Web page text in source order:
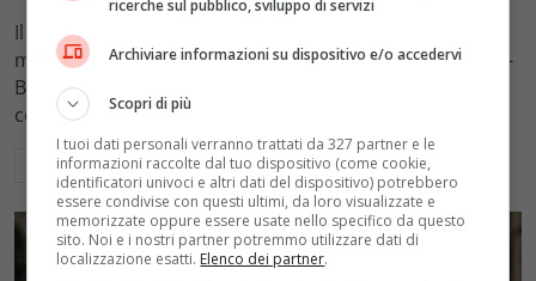
Il Tribunale di Roma ha fissato l'assegno di
mantenimento figli a 10.900 euro mensili nel caso Totti-
Blasi, respingendo la richiesta di 20mila euro della
conduttrice.
Leggi di più
ricerche sul pubblico, sviluppo di servizi
Archiviare informazioni su dispositivo e/o accedervi
Scopri di più
I tuoi dati personali verranno trattati da 327 partner e le
informazioni raccolte dal tuo dispositivo (come cookie,
identificatori univoci e altri dati del dispositivo) potrebbero
essere condivise con questi ultimi, da loro visualizzate e
memorizzate oppure essere usate nello specifico da questo
sito. Noi e i nostri partner potremmo utilizzare dati di
localizzazione esatti. Elenco dei partner.